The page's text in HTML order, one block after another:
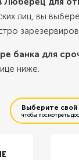
лиц, вы
банка для
ниже.
Выберите свой
чтобы посмотреть